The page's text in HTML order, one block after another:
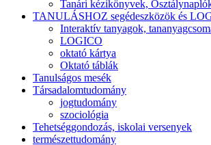
Tanári kézikönyvek,
TANULÁSHOZ segédeszközök és
Interaktív tanyagok,
LOGICO
oktató kártya
Oktató táblák
Tanulságos mesék
Társadalomtudomány
jogtudomány
szociológia
Tehetséggondozás, iskolai versenyek
természettudomány